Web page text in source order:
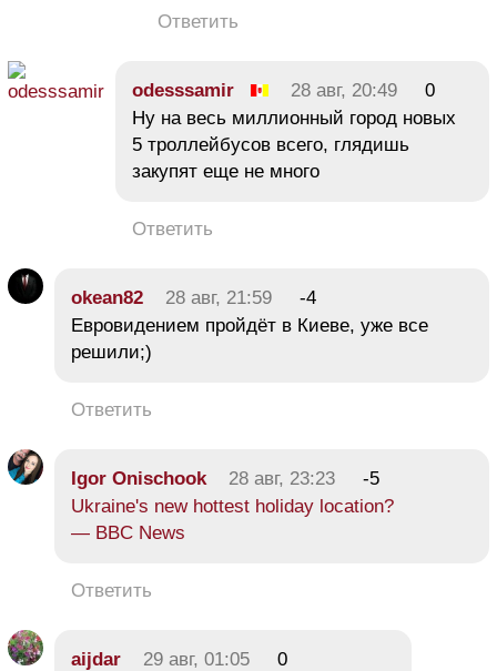
Ответить
odesssamir 28 авг, 20:49
0
Ну на весь миллионный город новых
5 троллейбусов всего, глядишь
закупят еще не много
Ответить
okean82 28 авг, 21:59
-4
Евровидением пройдёт в Киеве, уже все
решили;)
Ответить
Igor Onischook 28 авг, 23:23
-5
Ukraine's new hottest holiday location?
— BBC News
Ответить
aijdar 29 авг, 01:05
0